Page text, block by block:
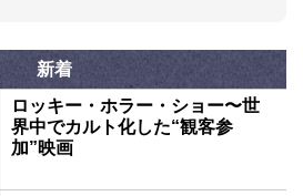
新着
ロッキー・ホラー・ショー〜世
界中でカルト化した“観客参
加”映画